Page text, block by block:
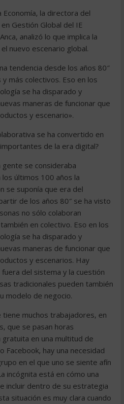
Economía, la directora del
Gestión Global del IE
analizó lo que implica la
nuevo escenario global.
tendencia desde los años 80″
más colectivos. Eso en los
se ha disparado y
maneras de funcionar que
y escenario».
se ha convertido en
de la era digital?
gente se consideraba
últimos 100 años la
se suponía que era del
de los años 80″ se ha visto
no sólo colaboran
en colectivo. Eso en los
se ha disparado y
maneras de funcionar que
y escenarios. Hay
del sistema y la cuestión
tradicionales pueden también
modelo de negocio.
tiene muchos trabajadores, en
que se pasan horas
en una multitud de
Facebook, hay una necesidad
en el que uno se siente afín
incógnita está en cómo una
incluir dentro de su estrategia
situación es muy clara cuando